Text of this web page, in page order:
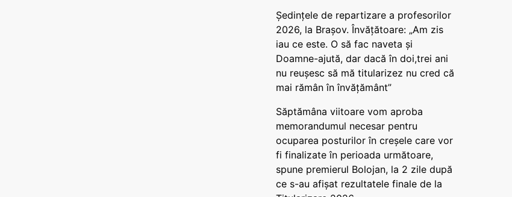
Ședințele de repartizare a profesorilor
2026, la Brașov. Învățătoare: „Am zis
iau ce este. O să fac naveta și
Doamne-ajută, dar dacă în doi,trei ani
nu reușesc să mă titularizez nu cred că
mai rămân în învățământ”
Săptămâna viitoare vom aproba
memorandumul necesar pentru
ocuparea posturilor în creșele care vor
fi finalizate în perioada următoare,
spune premierul Bolojan, la 2 zile după
ce s-au afișat rezultatele finale de la